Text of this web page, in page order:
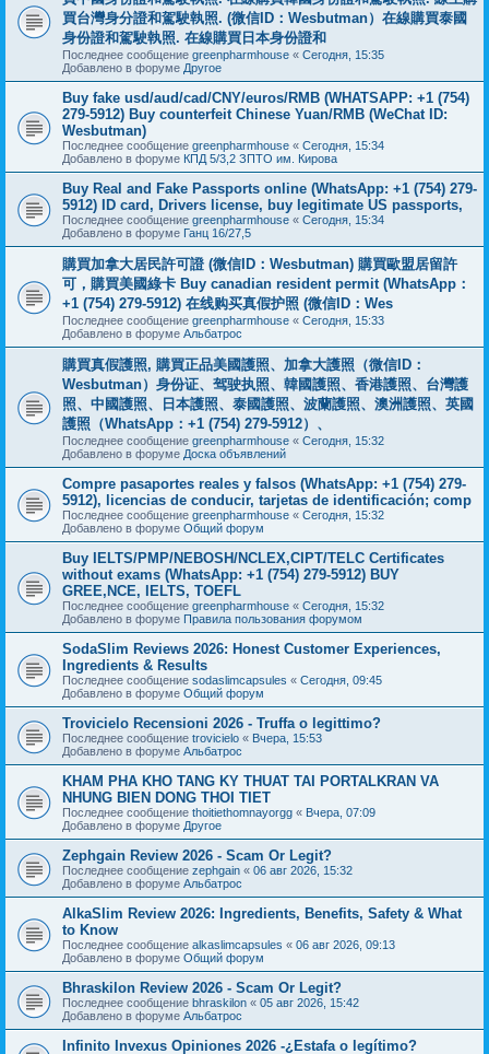
買台灣身分證和駕駛執照. (微信ID：Wesbutman）在線購買泰國
身份證和駕駛執照. 在線購買日本身份證和
Последнее сообщение greenpharmhouse « Сегодня, 15:35
Добавлено в форуме Другое
Buy fake usd/aud/cad/CNY/euros/RMB (WHATSAPP: +1 (754)
279-5912) Buy counterfeit Chinese Yuan/RMB (WeChat ID:
Wesbutman)
Последнее сообщение greenpharmhouse « Сегодня, 15:34
Добавлено в форуме КПД 5/3,2 ЗПТО им. Кирова
Buy Real and Fake Passports online (WhatsApp: +1 (754) 279-
5912) ID card, Drivers license, buy legitimate US passports,
Последнее сообщение greenpharmhouse « Сегодня, 15:34
Добавлено в форуме Ганц 16/27,5
購買加拿大居民許可證 (微信ID：Wesbutman) 購買歐盟居留許
可，購買美國綠卡 Buy canadian resident permit (WhatsApp：
+1 (754) 279-5912) 在线购买真假护照 (微信ID：Wes
Последнее сообщение greenpharmhouse « Сегодня, 15:33
Добавлено в форуме Альбатрос
購買真假護照, 購買正品美國護照、加拿大護照（微信ID：
Wesbutman）身份证、驾驶执照、韓國護照、香港護照、台灣護
照、中國護照、日本護照、泰國護照、波蘭護照、澳洲護照、英國
護照（WhatsApp：+1 (754) 279-5912）、
Последнее сообщение greenpharmhouse « Сегодня, 15:32
Добавлено в форуме Доска объявлений
Compre pasaportes reales y falsos (WhatsApp: +1 (754) 279-
5912), licencias de conducir, tarjetas de identificación; comp
Последнее сообщение greenpharmhouse « Сегодня, 15:32
Добавлено в форуме Общий форум
Buy IELTS/PMP/NEBOSH/NCLEX,CIPT/TELC Certificates
without exams (WhatsApp: +1 (754) 279-5912) BUY
GREE,NCE, IELTS, TOEFL
Последнее сообщение greenpharmhouse « Сегодня, 15:32
Добавлено в форуме Правила пользования форумом
SodaSlim Reviews 2026: Honest Customer Experiences,
Ingredients & Results
Последнее сообщение sodaslimcapsules « Сегодня, 09:45
Добавлено в форуме Общий форум
Trovicielo Recensioni 2026 - Truffa o legittimo?
Последнее сообщение trovicielo « Вчера, 15:53
Добавлено в форуме Альбатрос
KHAM PHA KHO TANG KY THUAT TAI PORTALKRAN VA
NHUNG BIEN DONG THOI TIET
Последнее сообщение thoitiethomnayorgg « Вчера, 07:09
Добавлено в форуме Другое
Zephgain Review 2026 - Scam Or Legit?
Последнее сообщение zephgain « 06 авг 2026, 15:32
Добавлено в форуме Альбатрос
AlkaSlim Review 2026: Ingredients, Benefits, Safety & What
to Know
Последнее сообщение alkaslimcapsules « 06 авг 2026, 09:13
Добавлено в форуме Общий форум
Bhraskilon Review 2026 - Scam Or Legit?
Последнее сообщение bhraskilon « 05 авг 2026, 15:42
Добавлено в форуме Альбатрос
Infinito Invexus Opiniones 2026 -¿Estafa o legítimo?